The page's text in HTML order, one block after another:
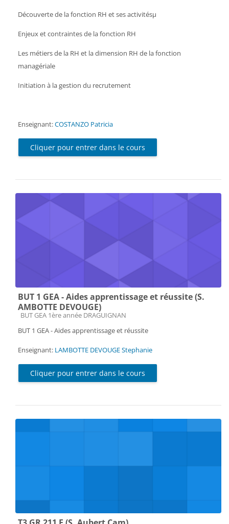
Découverte de la fonction RH et ses activitésµ
Enjeux et contraintes de la fonction RH
Les métiers de la RH et la dimension RH de la fonction
managériale
Initiation à la gestion du recrutement
Enseignant:COSTANZO Patricia
Cliquer pour entrer dans le cours
BUT 1 GEA - Aides apprentissage et réussite (S.
AMBOTTE DEVOUGE)
Catégorie de cours
BUT GEA 1ère année DRAGUIGNAN
BUT 1 GEA - Aides apprentissage et réussite
Enseignant: LAMBOTTE DEVOUGE Stephanie
Cliquer pour entrer dans le cours